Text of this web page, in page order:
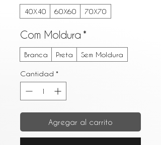
40X40 60X60 70X70
Com Moldura *
Branca Preta Sem Moldura
Cantidad *
Agregar al carrito